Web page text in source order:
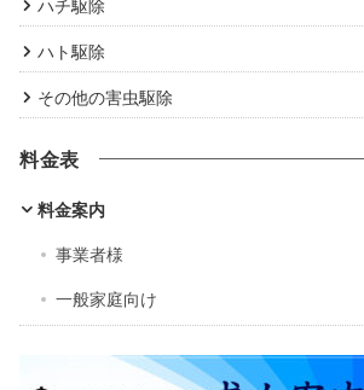
ハチ駆除
ハト駆除
その他の害虫駆除
料金表
料金案内
事業者様
一般家庭向け